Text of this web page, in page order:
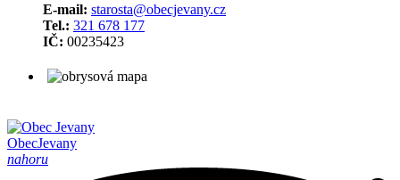
E-mail: starosta@obecjevany.cz
Tel.: 321 678 177
IČ: 00235423
ObecJevany
nahoru